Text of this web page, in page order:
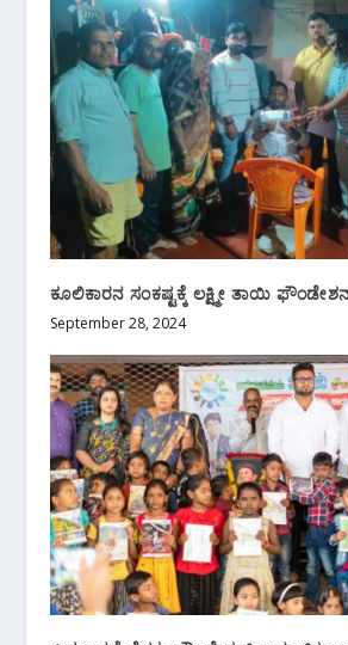
ಕೂಲಿಕಾರನ ಸಂಕಷ್ಟಕ್ಕೆ ಲಕ್ಷ್ಮೀ ತಾಯಿ
September 28, 2024